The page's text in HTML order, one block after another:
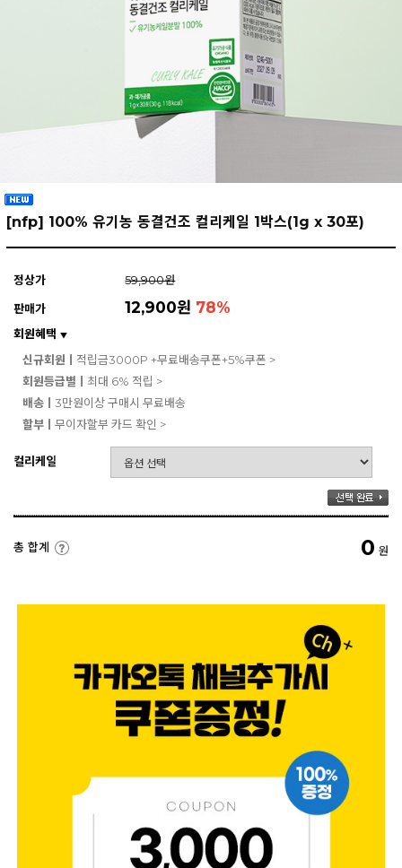
[nfp] 100% 유기농 동결건조 컬리케일 1박스(1g x 30포)
정상가
59,900원
판매가
12,900원 78%
회원혜택 ▼
신규회원ㅣ 적립금3000P +무료배송쿠폰+5%쿠폰 >
회원등급별ㅣ 최대 6% 적립 >
배송ㅣ 3만원이상 구매시 무료배송
할부ㅣ 무이자할부 카드 확인 >
컬리케일
총 합계 0 원